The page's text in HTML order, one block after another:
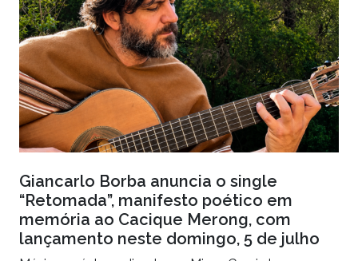
Giancarlo Borba anuncia o single
“Retomada”, manifesto poético em
memória ao Cacique Merong, com
lançamento neste domingo, 5 de julho